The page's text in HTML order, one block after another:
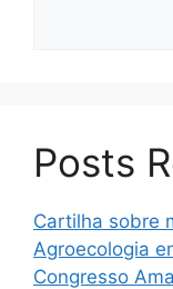
Posts
Cartilha sobre
Agroecologia
Congresso